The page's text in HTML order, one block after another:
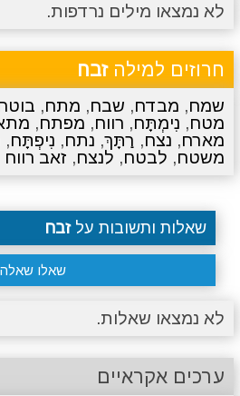
לא נמצאו מילים נרדפות.
חרוזים למילהזבח
שמח, מבדח, שבח, מתח,
מטח, נִימְתָּח, רווח, מפתח,
מארח, נצח, רַתָּךְ, נתח, נִיפְתָּח,
משטח, לבטח, לנצח, זאב רווח
שאלות ותשובות עלזבח
שאלו שאלה
לא נמצאו שאלות.
ערכים אקראיים